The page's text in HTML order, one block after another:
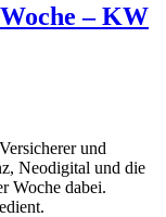
– KW
und
Neodigital und die
Woche dabei.